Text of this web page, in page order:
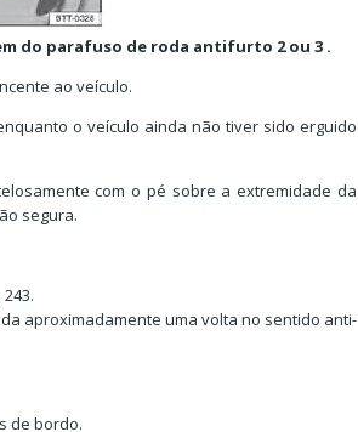
do parafuso de roda antifurto 2 ou 3 .
ao veículo.
o veículo ainda não tiver sido erguido
com o pé sobre a extremidade da
segura.
aproximadamente uma volta no sentido anti-
de bordo.